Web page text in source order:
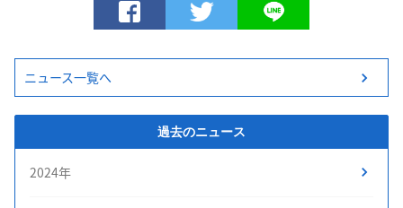
ニュース一覧へ
過去のニュース
2024年